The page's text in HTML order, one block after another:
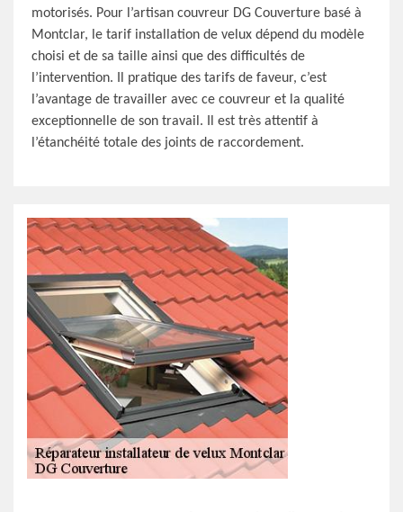
motorisés. Pour l’artisan couvreur DG Couverture basé à
Montclar, le tarif installation de velux dépend du modèle
choisi et de sa taille ainsi que des difficultés de
l’intervention. Il pratique des tarifs de faveur, c’est
l’avantage de travailler avec ce couvreur et la qualité
exceptionnelle de son travail. Il est très attentif à
l’étanchéité totale des joints de raccordement.